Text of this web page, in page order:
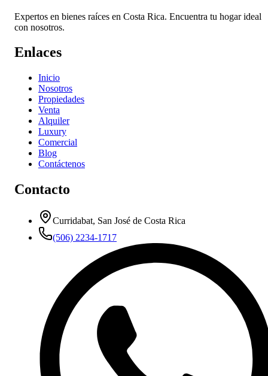
Expertos en bienes raíces en Costa Rica. Encuentra tu hogar ideal
con nosotros.
Enlaces
Inicio
Nosotros
Propiedades
Venta
Alquiler
Luxury
Comercial
Blog
Contáctenos
Contacto
Curridabat, San José de Costa Rica
(506) 2234-1717